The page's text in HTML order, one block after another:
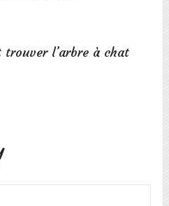
l’arbre à chat